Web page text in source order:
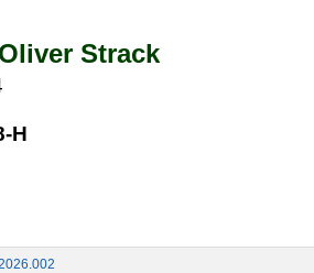
Strack
H